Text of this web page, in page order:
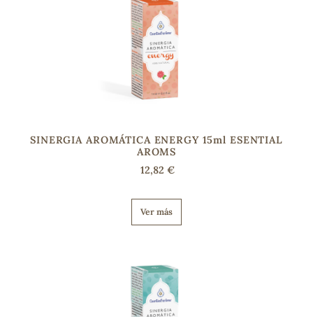
SINERGIA AROMÁTICA ENERGY 15ml ESENTIAL
AROMS
12,82 €
Ver más